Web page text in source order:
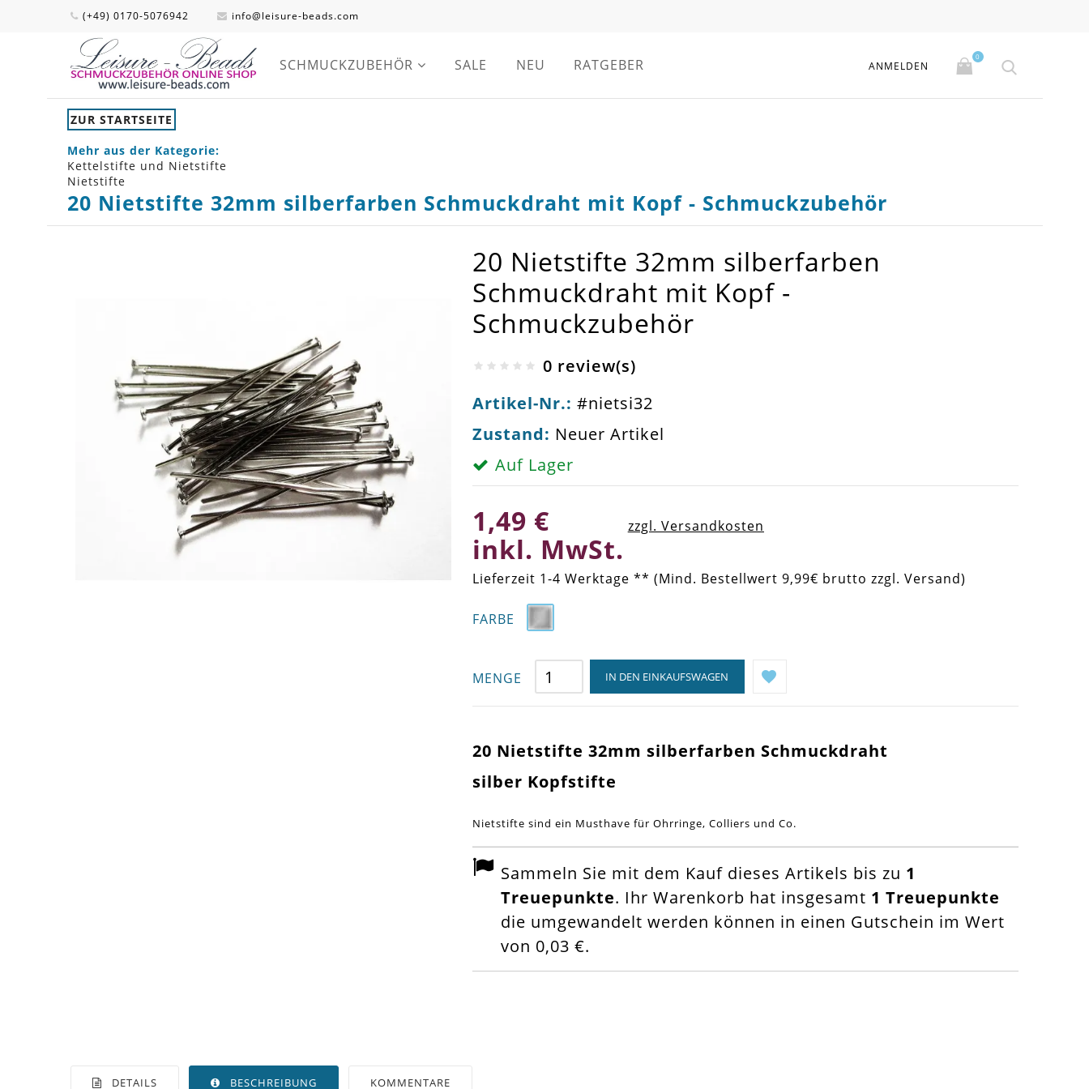
(+49) 0170-5076942 info@leisure-beads.com
SCHMUCKZUBEHÖR SALE NEU RATGEBER ANMELDEN
0
ZUR STARTSEITE
Mehr aus der Kategorie:
Kettelstifte und Nietstifte
Nietstifte
20 Nietstifte 32mm silberfarben Schmuckdraht mit Kopf - Schmuckzubehör
20 Nietstifte 32mm silberfarben
Schmuckdraht mit Kopf -
Schmuckzubehör
0 review(s)
Artikel-Nr.: #nietsi32
Zustand: Neuer Artikel
Auf Lager
1,49 €
inkl. MwSt.
zzgl. Versandkosten
Lieferzeit 1-4 Werktage ** (Mind. Bestellwert 9,99€ brutto zzgl. Versand)
FARBE
MENGE IN DEN EINKAUFSWAGEN
20 Nietstifte 32mm silberfarben Schmuckdraht
silber Kopfstifte
Nietstifte sind ein Musthave für Ohrringe, Colliers und Co.
Sammeln Sie mit dem Kauf dieses Artikels bis zu 1
Treuepunkte. Ihr Warenkorb hat insgesamt 1 Treuepunkte
die umgewandelt werden können in einen Gutschein im Wert
von 0,03 €.
DETAILS BESCHREIBUNG KOMMENTARE